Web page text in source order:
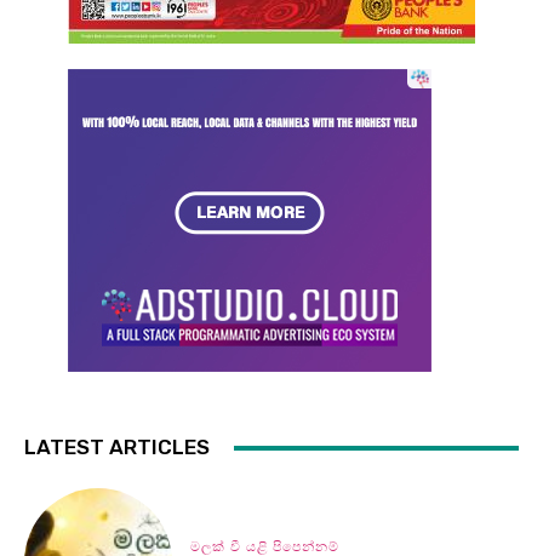
LATEST ARTICLES
මලක් වී යළි පිපෙන්නම්